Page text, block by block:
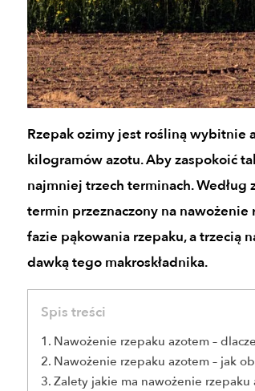
Rzepak ozimy jest rośliną wybitnie
kilogramów azotu. Aby zaspokoić
najmniej trzech terminach. Według
termin przeznaczony na
fazie pąkowania rzepaku, a trzecią
dawką tego makroskładnika.
Spis treści
Nawożenie rzepaku azotem –
Nawożenie rzepaku azotem – jak
Zalety jakie ma nawożenie rzepaku